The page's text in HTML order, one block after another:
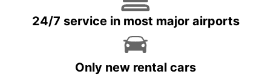
24/7 service in most major airports
Only new rental cars